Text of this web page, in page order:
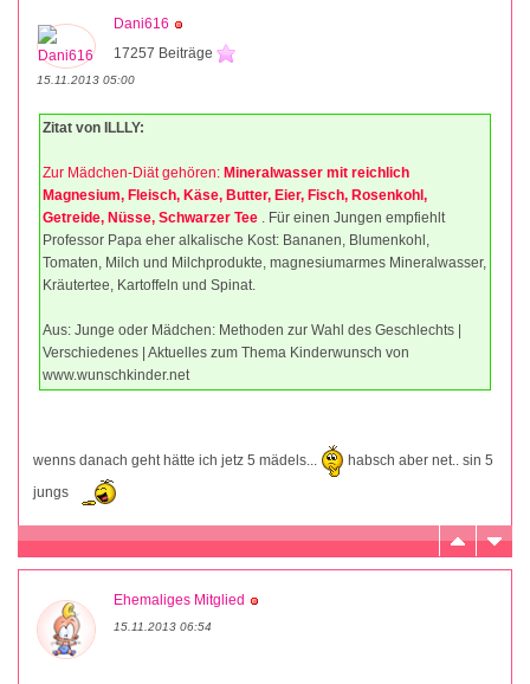
Dani616
17257 Beiträge
15.11.2013 05:00
Zitat von ILLLY:
Zur Mädchen-Diät gehören: Mineralwasser mit reichlich
Magnesium, Fleisch, Käse, Butter, Eier, Fisch, Rosenkohl,
Getreide, Nüsse, Schwarzer Tee
. Für einen Jungen empfiehlt
Professor Papa eher alkalische Kost: Bananen, Blumenkohl,
Tomaten, Milch und Milchprodukte, magnesiumarmes Mineralwasser,
Kräutertee, Kartoffeln und Spinat.
Aus: Junge oder Mädchen: Methoden zur Wahl des Geschlechts |
Verschiedenes | Aktuelles zum Thema Kinderwunsch von
www.wunschkinder.net
wenns danach geht hätte ich jetz 5 mädels...
habsch aber net.. sin 5
jungs
Ehemaliges Mitglied
15.11.2013 06:54